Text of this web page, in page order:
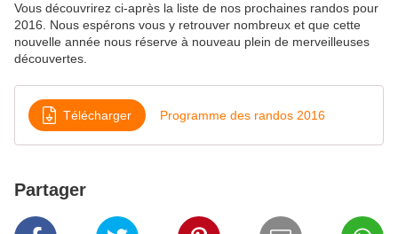
Vous découvrirez ci-après la liste de nos prochaines randos pour
2016. Nous espérons vous y retrouver nombreux et que cette
nouvelle année nous réserve à nouveau plein de merveilleuses
découvertes.
Télécharger Programme des randos 2016
Partager